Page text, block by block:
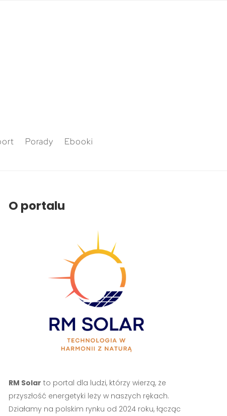
Porady Ebooki
O portalu
RM Solar to portal dla ludzi, którzy wierzą, że
przyszłość energetyki leży w naszych rękach.
Działamy na polskim rynku od 2024 roku, łącząc